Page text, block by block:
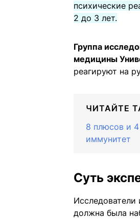
психические
2 до 3 лет.
Группа
медицины
реагируют на
ЧИТАЙТЕ
8 плюсов и
иммунитет
Суть
должна была